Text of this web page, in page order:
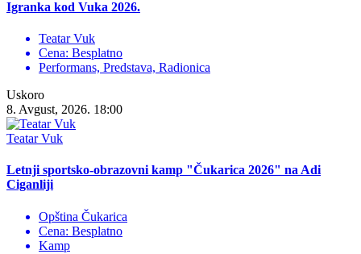
Igranka kod Vuka 2026.
Teatar Vuk
Cena: Besplatno
Performans, Predstava, Radionica
Uskoro
8. Avgust, 2026. 18:00
Teatar Vuk
Letnji sportsko-obrazovni kamp "Čukarica 2026" na Adi
Ciganliji
Opština Čukarica
Cena: Besplatno
Kamp